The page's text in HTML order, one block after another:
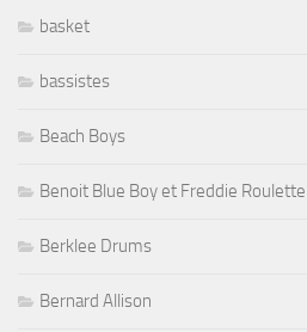
basket
bassistes
Beach Boys
Benoit Blue Boy et Freddie Roulette
Berklee Drums
Bernard Allison